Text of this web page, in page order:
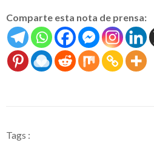
Comparte esta nota de prensa:
Tags :